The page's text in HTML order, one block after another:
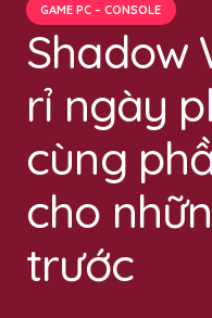
GAME PC – CONSOLE
Shadow
rỉ ngày
cùng
cho
trước